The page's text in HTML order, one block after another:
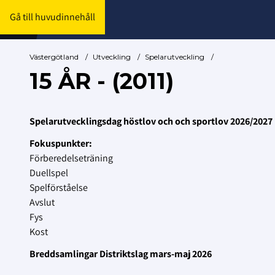
Gå till huvudinnehåll
Västergötland / Utveckling / Spelarutveckling /
15 ÅR - (2011)
Spelarutvecklingsdag höstlov och och sportlov 2026/2027
Fokuspunkter:
Förberedelseträning
Duellspel
Spelförståelse
Avslut
Fys
Kost
Breddsamlingar Distriktslag mars-maj 2026